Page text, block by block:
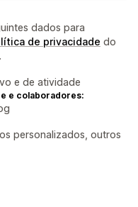
dados para
de privacidade do
e de atividade
e colaboradores:
personalizados, outros